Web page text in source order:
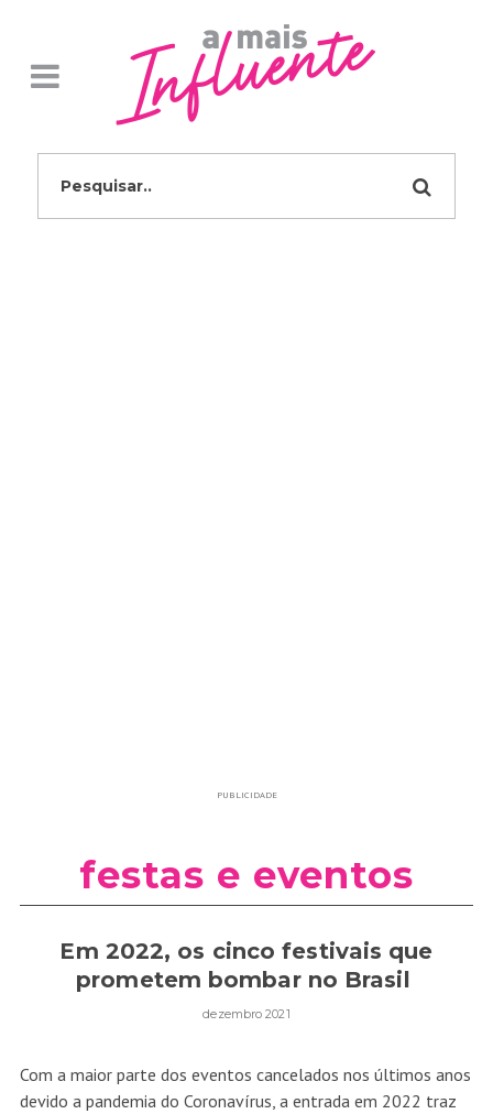
PUBLICIDADE
festas e eventos
Em 2022, os cinco festivais que
prometem bombar no Brasil
dezembro 2021
Com a maior parte dos eventos cancelados nos últimos anos
devido a pandemia do Coronavírus, a entrada em 2022 traz